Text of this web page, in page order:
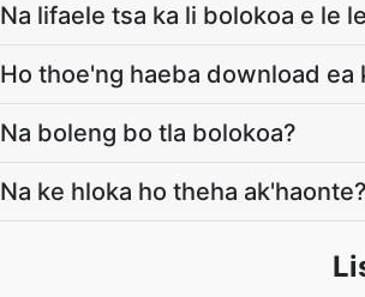
Na lifaele tsa ka li bolokoa e le
Ho thoe'ng haeba download ea
Na boleng bo tla bolokoa?
Na ke hloka ho theha ak'haonte?